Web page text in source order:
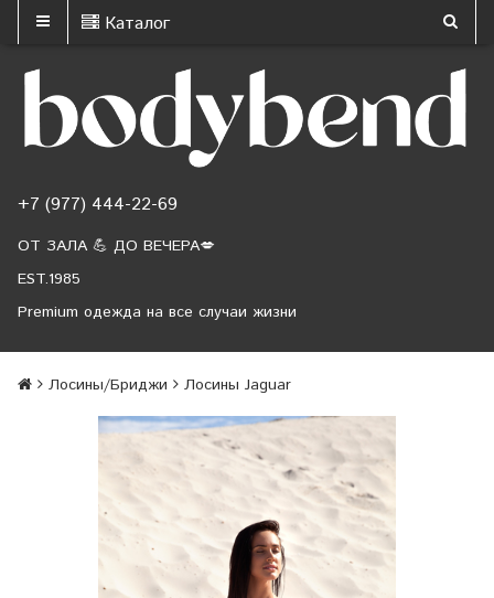
Каталог
+7 (977) 444-22-69
ОТ ЗАЛА 💪 ДО ВЕЧЕРА💋
EST.1985
Premium одежда на все случаи жизни
Лосины/Бриджи Лосины Jaguar